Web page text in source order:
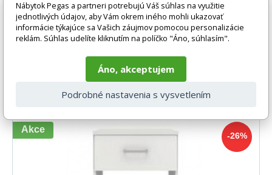
-26%
Akce
Nábytok Pegas a partneri potrebujú Váš súhlas na využitie
jednotlivých údajov, aby Vám okrem iného mohli ukazovať
informácie týkajúce sa Vašich záujmov pomocou personalizácie
reklám. Súhlas udelíte kliknutím na políčko "Áno, súhlasím".
Áno, akceptujem
Podrobné nastavenia s vysvetlením